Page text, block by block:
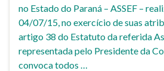
no Estado do Paraná – ASSEF –
04/07/15, no exercício de suas
artigo 38 do Estatuto da referida
representada pelo Presidente da
convoca todos …